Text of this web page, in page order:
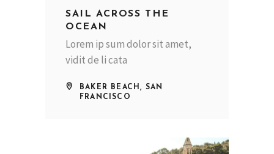
SAIL ACROSS THE
OCEAN
Lorem ip sum dolor sit amet,
vidit de li cata
BAKER BEACH, SAN
FRANCISCO